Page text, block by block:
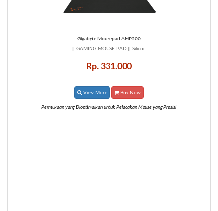
Gigabyte Mousepad AMP500
|| GAMING MOUSE PAD || Silicon
Rp. 331.000
View More Buy Now
Permukaan yang Dioptimalkan untuk Pelacakan Mouse yang Presisi